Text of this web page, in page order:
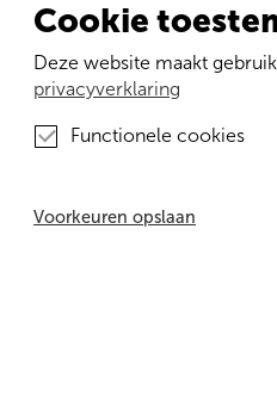
Afdeling
Universitair Medisch
Oostersingel ingang 47
Cookie
Deze website maakt
privacyverklaring
Functionele cookies
Voorkeuren opslaan